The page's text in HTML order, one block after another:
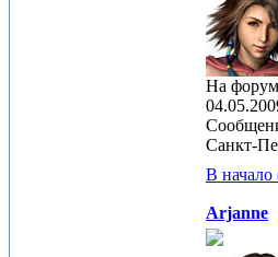
На
Санкт-
В начало
Arjanne